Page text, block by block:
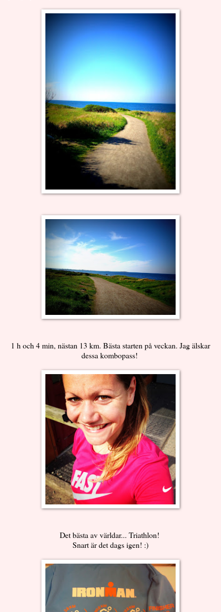
1 h och 4 min, nästan 13 km. Bästa starten på veckan. Jag älskar
dessa kombopass!
Det bästa av världar... Triathlon!
Snart är det dags igen! :)